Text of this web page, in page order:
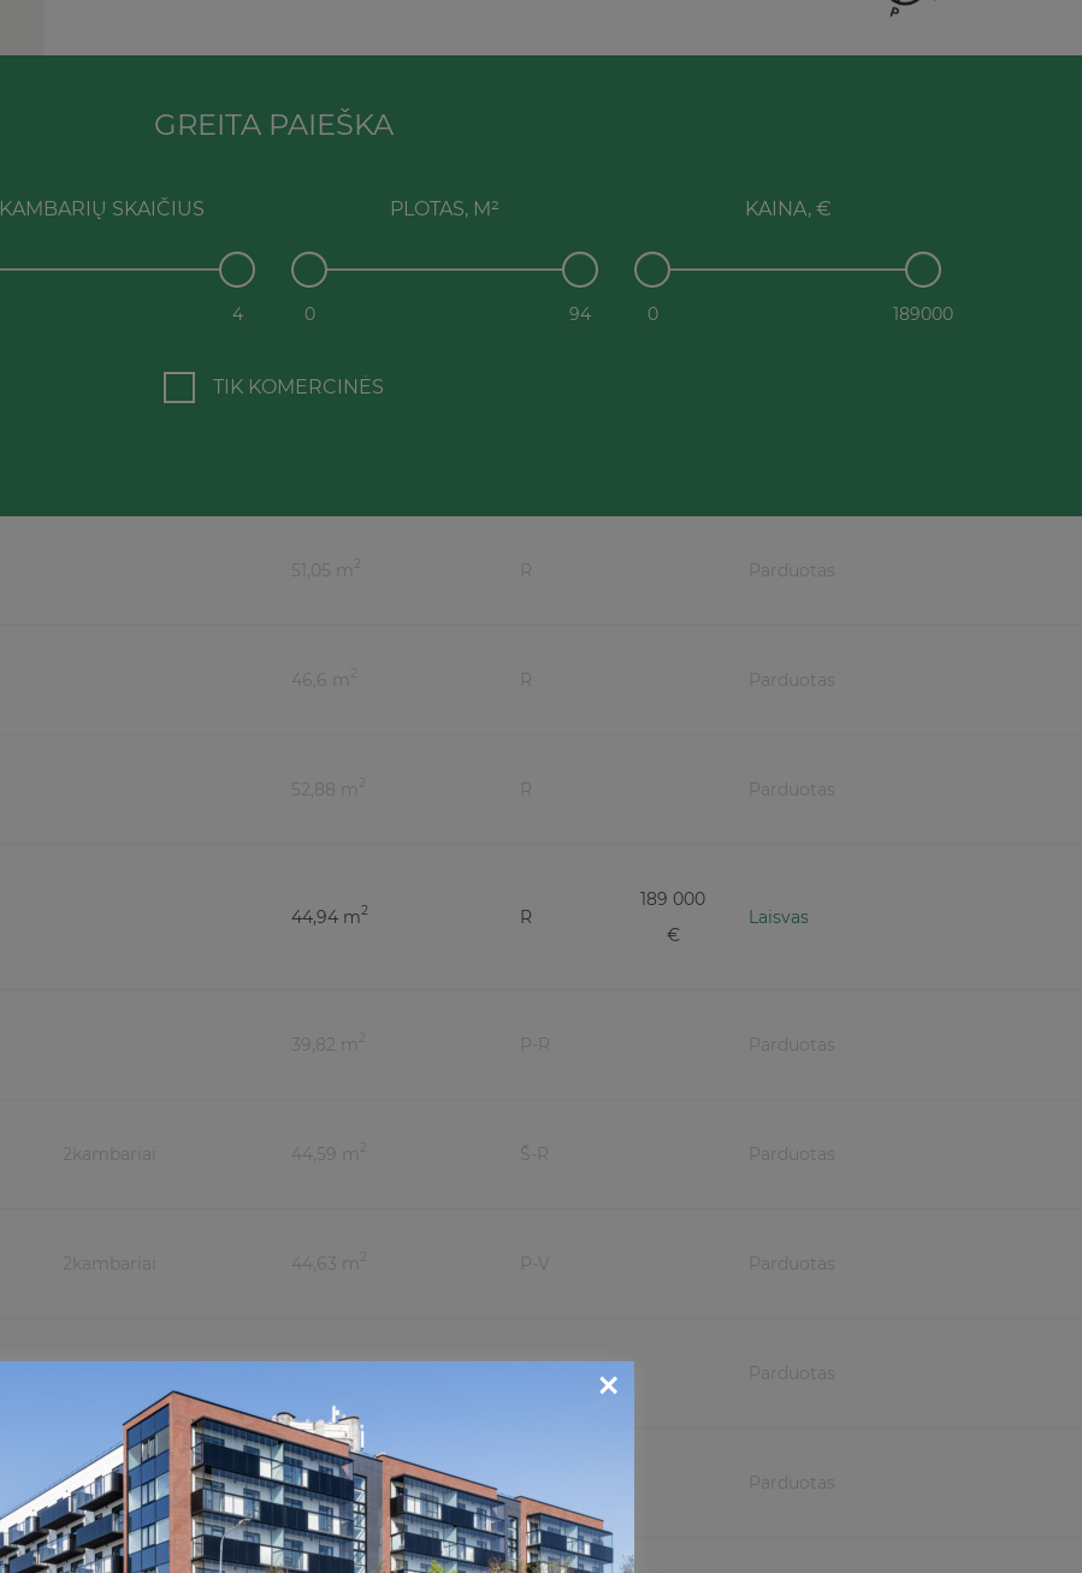
GREITA PAIEŠKA
KAMBARIŲ SKAIČIUS
4
PLOTAS, M²
0 94
KAINA, €
0 189000
TIK KOMERCINĖS
51,05 m Parduotas
R
46,6 m Parduotas
R
52,88 m Parduotas
R
44,94 m2 Laisvas
R
189 000
€
39,82 m Parduotas
P-R
2 kambariai 44,59 m Parduotas
Š-R
2 kambariai 44,63 m Parduotas
P-V
2 Parduotas
3kambariai 52,56 m2 Parduotas
×